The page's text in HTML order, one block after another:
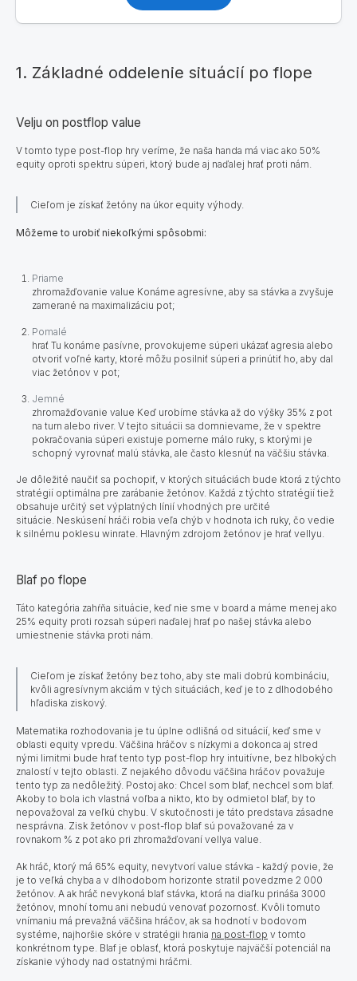
1. Základné oddelenie situácií po flope
Velju on postflop value
V tomto type post-flop hry veríme, že naša handa má viac ako 50%
equity oproti spektru súperi, ktorý bude aj naďalej hrať proti nám.
Cieľom je získať žetóny na úkor equity výhody.
Môžeme to urobiť niekoľkými spôsobmi:
Priame
zhromažďovanie value Konáme agresívne, aby sa stávka a zvyšuje
zamerané na maximalizáciu pot;
Pomalé
hrať Tu konáme pasívne, provokujeme súperi ukázať agresia alebo
otvoriť voľné karty, ktoré môžu posilniť súperi a prinútiť ho, aby dal
viac žetónov v pot;
Jemné
zhromažďovanie value Keď urobíme stávka až do výšky 35% z pot
na turn alebo river. V tejto situácii sa domnievame, že v spektre
pokračovania súperi existuje pomerne málo ruky, s ktorými je
schopný vyrovnať malú stávka, ale často klesnúť na väčšiu stávka.
Je dôležité naučiť sa pochopiť, v ktorých situáciách bude ktorá z týchto
stratégií optimálna pre zarábanie žetónov. Každá z týchto stratégií tiež
obsahuje určitý set výplatných línií vhodných pre určité
situácie. Neskúsení hráči robia veľa chýb v hodnota ich ruky, čo vedie
k silnému poklesu winrate. Hlavným zdrojom žetónov je hrať vellyu.
Blaf po flope
Táto kategória zahŕňa situácie, keď nie sme v board a máme menej ako
25% equity proti rozsah súperi naďalej hrať po našej stávka alebo
umiestnenie stávka proti nám.
Cieľom je získať žetóny bez toho, aby ste mali dobrú kombináciu,
kvôli agresívnym akciám v tých situáciách, keď je to z dlhodobého
hľadiska ziskový.
Matematika rozhodovania je tu úplne odlišná od situácií, keď sme v
oblasti equity vpredu. Väčšina hráčov s nízkymi a dokonca aj stred
nými limitmi bude hrať tento typ post-flop hry intuitívne, bez hlbokých
znalostí v tejto oblasti. Z nejakého dôvodu väčšina hráčov považuje
tento typ za nedôležitý. Postoj ako: Chcel som blaf, nechcel som blaf.
Akoby to bola ich vlastná voľba a nikto, kto by odmietol blaf, by to
nepovažoval za veľkú chybu. V skutočnosti je táto predstava zásadne
nesprávna. Zisk žetónov v post-flop blaf sú považované za v
rovnakom % z pot ako pri zhromažďovaní vellya value.
Ak hráč, ktorý má 65% equity, nevytvorí value stávka - každý povie, že
je to veľká chyba a v dlhodobom horizonte stratil povedzme 2 000
žetónov. A ak hráč nevykoná blaf stávka, ktorá na diaľku prináša 3000
žetónov, mnohí tomu ani nebudú venovať pozornosť. Kvôli tomuto
vnímaniu má prevažná väčšina hráčov, ak sa hodnotí v bodovom
systéme, najhoršie skóre v stratégii hrania na post-flop v tomto
konkrétnom type. Blaf je oblasť, ktorá poskytuje najväčší potenciál na
získanie výhody nad ostatnými hráčmi.